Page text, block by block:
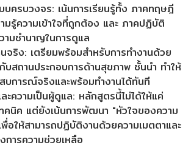
บครบวงจร: เน้นการเรียนรู้ทั้ง ภาคทฤษฎี
มรู้ความเข้าใจที่ถูกต้อง และ ภาคปฏิบัติ
ามชำนาญในการดูแล
จริง: เตรียมพร้อมสำหรับการทำงานด้วย
บสถานประกอบการด้านสุขภาพ ชั้นนำ ทำให้
บการณ์จริงและพร้อมทำงานได้ทันที
ะความเป็นผู้ดูแล: หลักสูตรนี้ไม่ได้ให้แค่
คนิค แต่ยังเน้นการพัฒนา "หัวใจของความ
อให้สามารถปฏิบัติงานด้วยความเมตตาและ
การความช่วยเหลือ